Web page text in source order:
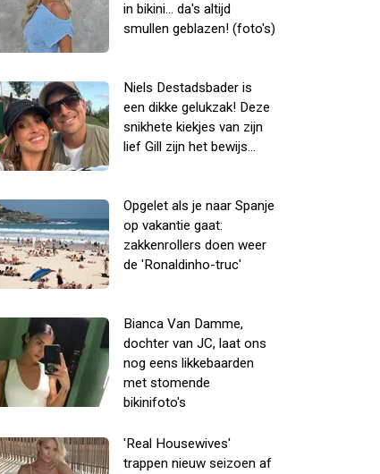
in bikini... da's altijd
smullen geblazen! (foto's)
Niels Destadsbader is
een dikke gelukzak! Deze
snikhete kiekjes van zijn
lief Gill zijn het bewijs...
Opgelet als je naar Spanje
op vakantie gaat:
zakkenrollers doen weer
de 'Ronaldinho-truc'
Bianca Van Damme,
dochter van JC, laat ons
nog eens likkebaarden
met stomende
bikinifoto's
'Real Housewives'
trappen nieuw seizoen af